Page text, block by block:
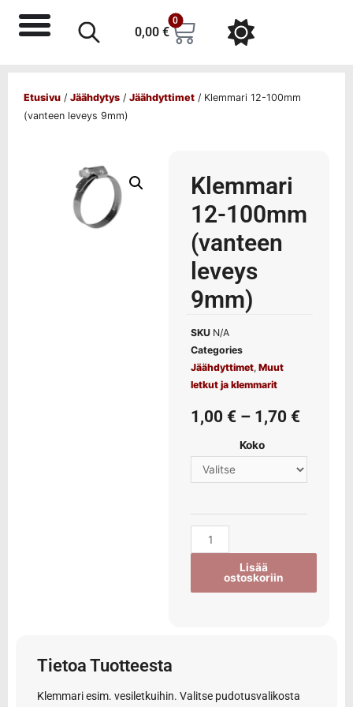
0,00 €
0
Etusivu / Jäähdytys / Jäähdyttimet / Klemmari 12-100mm
(vanteen leveys 9mm)
Klemmari
12-100mm
(vanteen
leveys
9mm)
SKU N/A
Categories
Jäähdyttimet, Muut
letkut ja klemmarit
1,00 € – 1,70 €
Koko
Lisää
ostoskoriin
Tietoa Tuotteesta
Klemmari esim. vesiletkuihin. Valitse pudotusvalikosta